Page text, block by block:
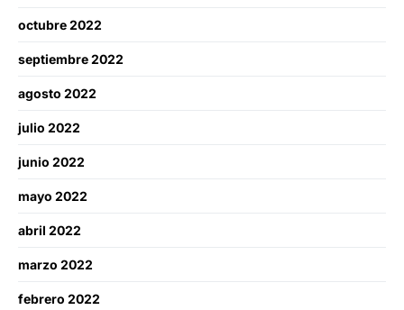
octubre 2022
septiembre 2022
agosto 2022
julio 2022
junio 2022
mayo 2022
abril 2022
marzo 2022
febrero 2022